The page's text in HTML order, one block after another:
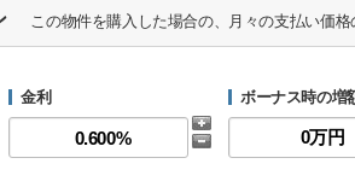
この物件を購入した場合の、月々の支払い価
金利 ボーナス時の増